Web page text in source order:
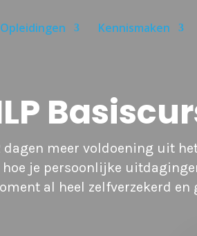
Opleidingen Kennismaken
dagen meer voldoening uit
je persoonlijke
al heel zelfverzekerd en